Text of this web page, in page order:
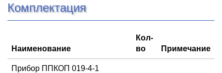
Комплектация
Наименование
Кол-
во
Примечание
Прибор ППКОП 019-4-1